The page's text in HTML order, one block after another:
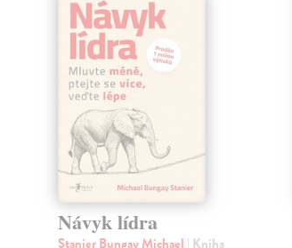
Návyk lídra
Stanier Bungay Michael | Kniha